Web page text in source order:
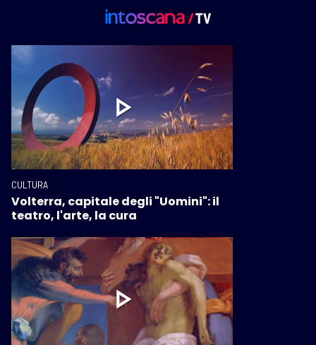
CULTURA
Volterra, capitale degli "Uomini": il
teatro, l'arte, la cura